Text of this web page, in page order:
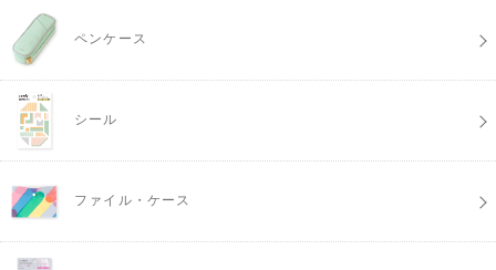
ペンケース
シール
ファイル・ケース